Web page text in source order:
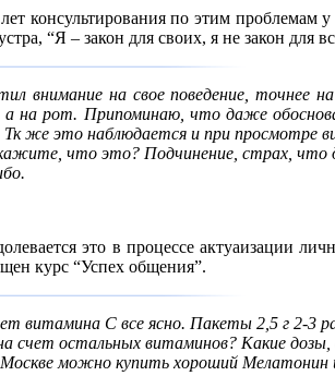
консультирования по этим проблемам
“Я – закон для своих, я не закон для
внимание на свое поведение, точнее
а на рот. Припоминаю, что даже
Тк же это наблюдается и при просмотре
что это? Подчинение, страх, что
это в процессе актуаизации
курс “Успех общения”.
витамина С все ясно. Пакеты 2,5 г 2-3
счет остальных витаминов? Какие дозы,
Москве можно купить хороший Мелатонин